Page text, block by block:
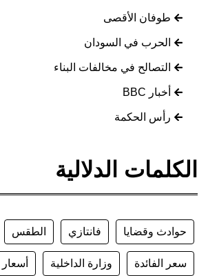
طوفان الأقصى
الحرب في السودان
التصالح في مخالفات البناء
أخبار BBC
رأس الحكمة
الكلمات الدلالية
حوادث وقضايا فانتازي الطقس
سعر الفائدة وزارة الداخلية